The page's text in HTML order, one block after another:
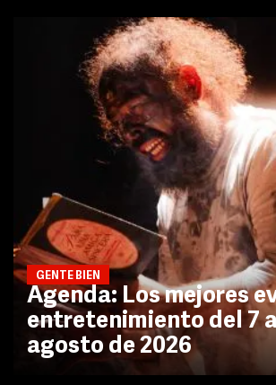
GENTE BIEN
Agenda: Los mejores
entretenimiento del 7
agosto de 2026